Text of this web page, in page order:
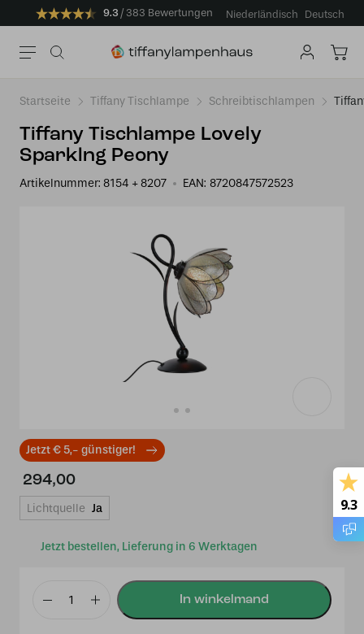
9.3 383 Bewertungen Niederländisch Deutsch
Startseite Tiffany Tischlampe Schreibtischlampen
Tiffany Tischlampe Lovely
Sparklng Peony
Artikelnummer: 8154 + 8207 EAN: 8720847572523
Jetzt € 5,- günstiger!
Jetzt bestellen, Lieferung in 6 Werktagen
294,00
Lichtquelle Ja
Tiffany
9.3